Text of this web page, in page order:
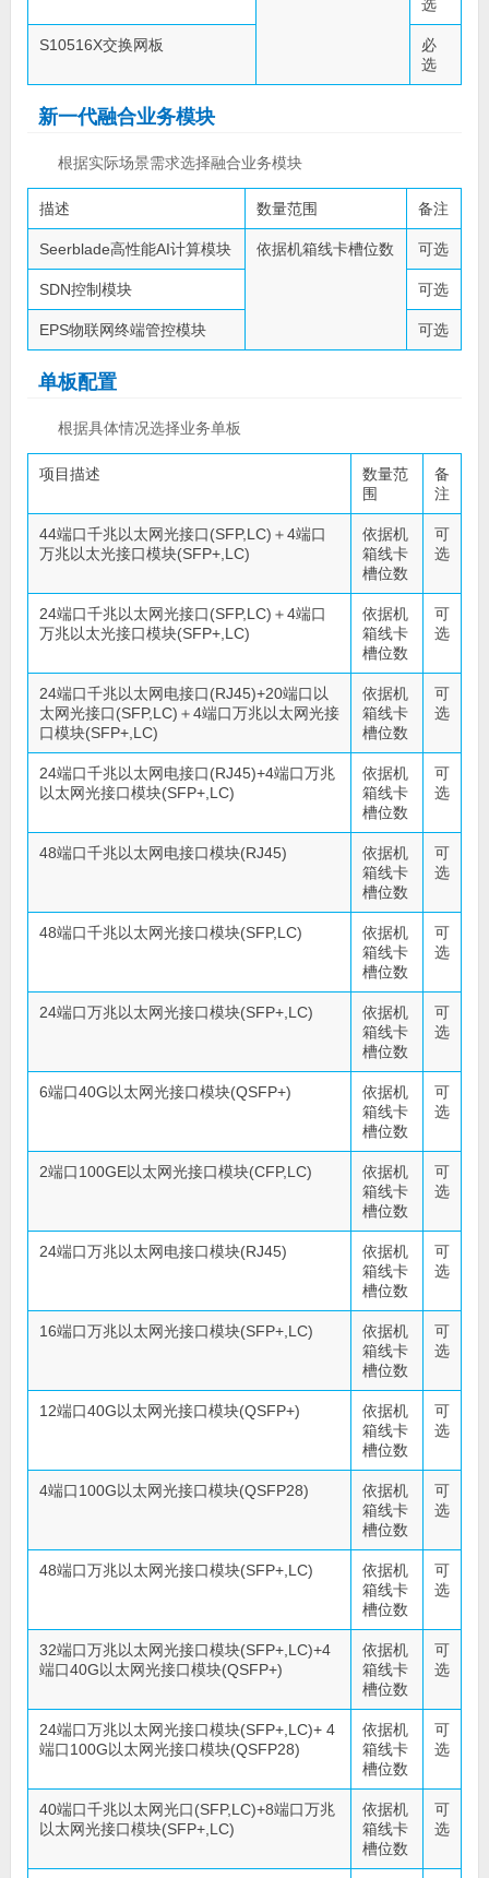
选
S10516X交换网板
必
选
新一代融合业务模块
根据实际场景需求选择融合业务模块
描述 数量范围 备注
Seerblade高性能AI计算模块 依据机箱线卡槽位数 可选
SDN控制模块 可选
EPS物联网终端管控模块 可选
单板配置
根据具体情况选择业务单板
项目描述
数量范
围
备
注
44端口千兆以太网光接口(SFP,LC)＋4端口
万兆以太光接口模块(SFP+,LC)
依据机
箱线卡
槽位数
可
选
24端口千兆以太网光接口(SFP,LC)＋4端口
万兆以太光接口模块(SFP+,LC)
依据机
箱线卡
槽位数
可
选
24端口千兆以太网电接口(RJ45)+20端口以
太网光接口(SFP,LC)＋4端口万兆以太网光接
口模块(SFP+,LC)
依据机
箱线卡
槽位数
可
选
24端口千兆以太网电接口(RJ45)+4端口万兆
以太网光接口模块(SFP+,LC)
依据机
箱线卡
槽位数
可
选
48端口千兆以太网电接口模块(RJ45)
依据机
箱线卡
槽位数
可
选
48端口千兆以太网光接口模块(SFP,LC)
依据机
箱线卡
槽位数
可
选
24端口万兆以太网光接口模块(SFP+,LC)
依据机
箱线卡
槽位数
可
选
6端口40G以太网光接口模块(QSFP+)
依据机
箱线卡
槽位数
可
选
2端口100GE以太网光接口模块(CFP,LC)
依据机
箱线卡
槽位数
可
选
24端口万兆以太网电接口模块(RJ45)
依据机
箱线卡
槽位数
可
选
16端口万兆以太网光接口模块(SFP+,LC)
依据机
箱线卡
槽位数
可
选
12端口40G以太网光接口模块(QSFP+)
依据机
箱线卡
槽位数
可
选
4端口100G以太网光接口模块(QSFP28)
依据机
箱线卡
槽位数
可
选
48端口万兆以太网光接口模块(SFP+,LC)
依据机
箱线卡
槽位数
可
选
32端口万兆以太网光接口模块(SFP+,LC)+4
端口40G以太网光接口模块(QSFP+)
依据机
箱线卡
槽位数
可
选
24端口万兆以太网光接口模块(SFP+,LC)+ 4
端口100G以太网光接口模块(QSFP28)
依据机
箱线卡
槽位数
可
选
40端口千兆以太网光口(SFP,LC)+8端口万兆
以太网光接口模块(SFP+,LC)
依据机
箱线卡
槽位数
可
选